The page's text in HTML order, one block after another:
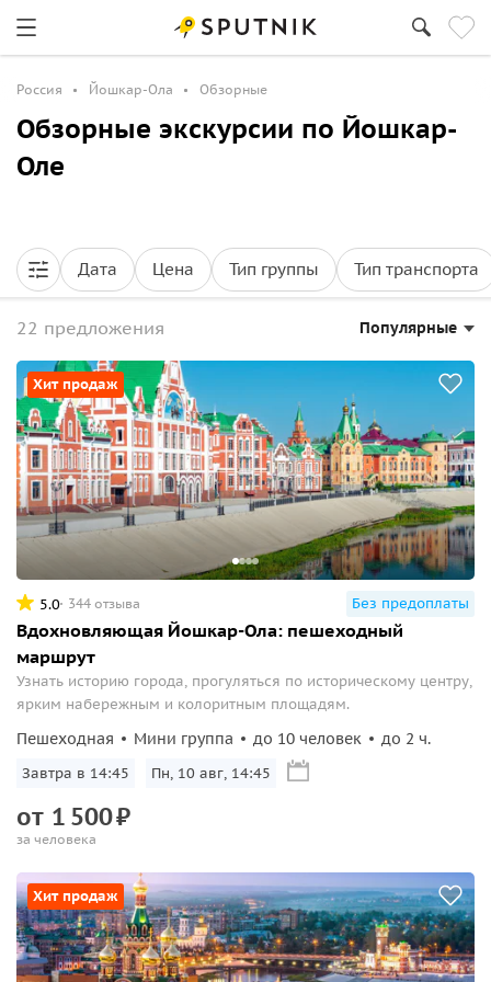
Россия Йошкар-Ола Обзорные
Обзорные экскурсии по Йошкар-
Оле
Дата Цена Тип группы Тип транспорта
22 предложения Популярные
Хит продаж
5.0 344 отзыва Без предоплаты
Вдохновляющая Йошкар-Ола: пешеходный
маршрут
Узнать историю города, прогуляться по историческому центру,
ярким набережным и колоритным площадям.
Пешеходная Мини группа до 10 человек до 2 ч.
Завтра в 14:45 Пн, 10 авг, 14:45
от 1 500₽
за человека
Хит продаж